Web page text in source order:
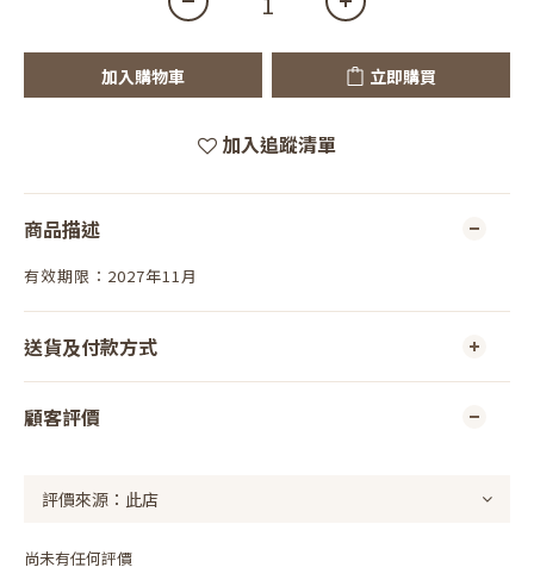
加入購物車 立即購買
加入追蹤清單
商品描述
有效期限：2027年11月
送貨及付款方式
顧客評價
尚未有任何評價